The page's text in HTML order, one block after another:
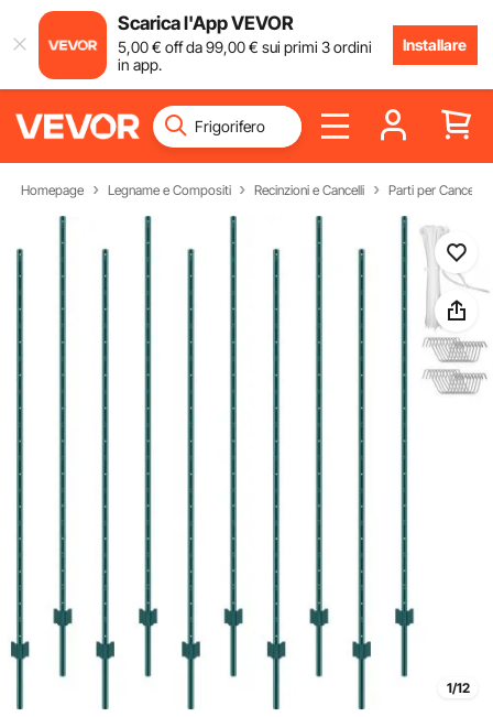
Scarica l'App VEVOR
5,00€ off da99,00€ sui primi 3 ordini
in app.
Installare
Homepage Legname e Compositi Recinzioni e Cancelli Parti per Cancelli
1/12